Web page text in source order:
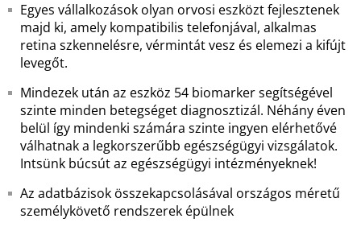
Egyes vállalkozások olyan orvosi eszközt fejlesztenek
majd ki, amely kompatibilis telefonjával, alkalmas
retina szkennelésre, vérmintát vesz és elemezi a kifújt
levegőt.
Mindezek után az eszköz 54 biomarker segítségével
szinte minden betegséget diagnosztizál. Néhány éven
belül így mindenki számára szinte ingyen elérhetővé
válhatnak a legkorszerűbb egészségügyi vizsgálatok.
Intsünk búcsút az egészségügyi intézményeknek!
Az adatbázisok összekapcsolásával országos méretű
személykövető rendszerek épülnek